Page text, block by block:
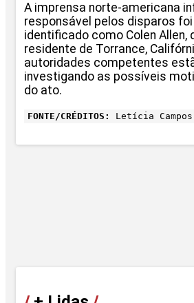
A imprensa norte-americana
responsável pelos disparos
identificado como Colen Allen,
residente de Torrance,
autoridades competentes
investigando as possíveis
do ato.
FONTE/CRÉDITOS: Letícia Campos